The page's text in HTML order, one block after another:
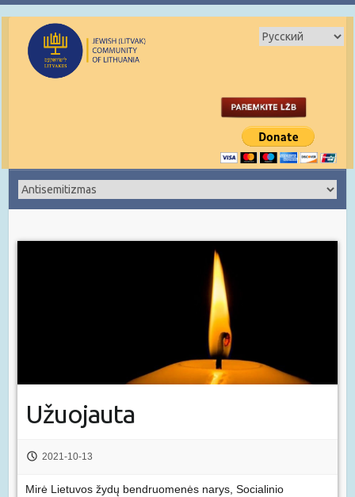
Užuojauta
2021-10-13
Mirė Lietuvos žydų bendruomenės narys, Socialinio